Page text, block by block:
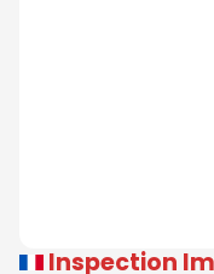
Inspection